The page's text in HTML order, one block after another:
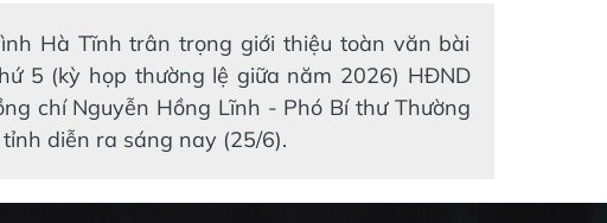
Hà Tĩnh trân trọng giới thiệu toàn văn bài
5 (kỳ họp thường lệ giữa năm 2026) HĐND
chí Nguyễn Hồng Lĩnh - Phó Bí thư Thường
diễn ra sáng nay (25/6).